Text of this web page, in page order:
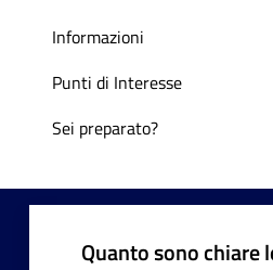
Informazioni
Punti di Interesse
Sei preparato?
Quanto sono chiare